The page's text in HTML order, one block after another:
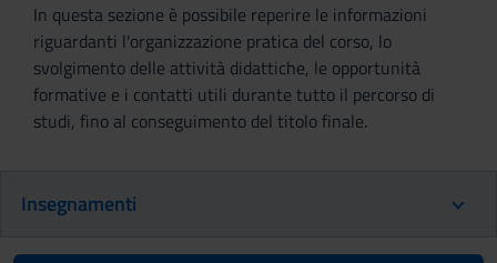
In questa sezione è possibile reperire le informazioni
riguardanti l'organizzazione pratica del corso, lo
svolgimento delle attività didattiche, le opportunità
formative e i contatti utili durante tutto il percorso di
studi, fino al conseguimento del titolo finale.
Insegnamenti